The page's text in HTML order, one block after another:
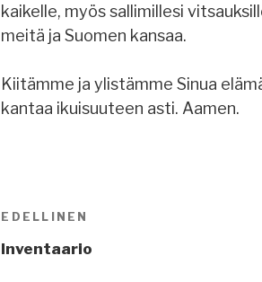
kaikelle, myös sallimillesi
meitä ja Suomen kansaa.
Kiitämme ja ylistämme Sinua
kantaa ikuisuuteen asti. Aamen.
Artikkelien
selaus
Edellinen
artikkeli
EDELLINEN
Inventaario